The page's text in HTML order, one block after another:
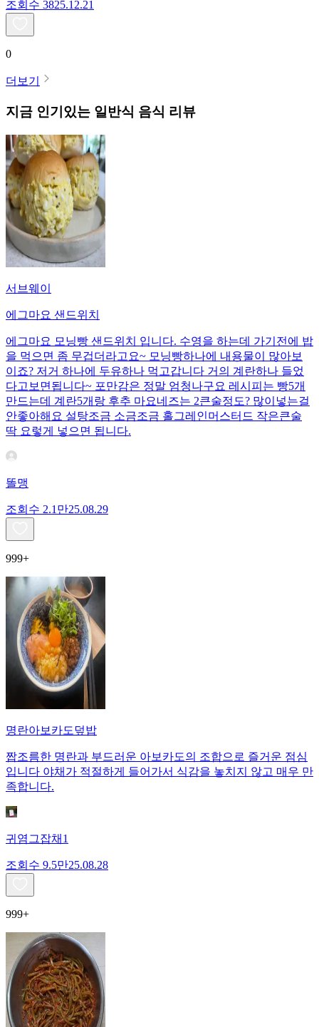
조회수 3825.12.21
0
더보기
지금 인기있는 일반식 음식 리뷰
서브웨이
에그마요 샌드위치
에그마요 모닝빵 샌드위치 입니다. 수영을 하는데 가기전에 밥
을 먹으면 좀 무겁더라고요~ 모닝빵하나에 내용물이 많아보
이죠? 저거 하나에 두유하나 먹고갑니다 거의 계란하나 들었
다고보면됩니다~ 포만감은 정말 엄청나구요 레시피는 빵5개
만드는데 계란5개랑 후추 마요네즈는 2큰술정도? 많이넣는걸
안좋아해요 설탕조금 소금조금 홀그레인머스터드 작은큰술
딱 요렇게 넣으면 됩니다.
똘맹
조회수 2.1만25.08.29
999+
명란아보카도덮밥
짭조름한 명란과 부드러운 아보카도의 조합으로 즐거운 점심
입니다 야채가 적절하게 들어가서 식감을 놓치지 않고 매우 만
족합니다.
귀염그잡채1
조회수 9.5만25.08.28
999+